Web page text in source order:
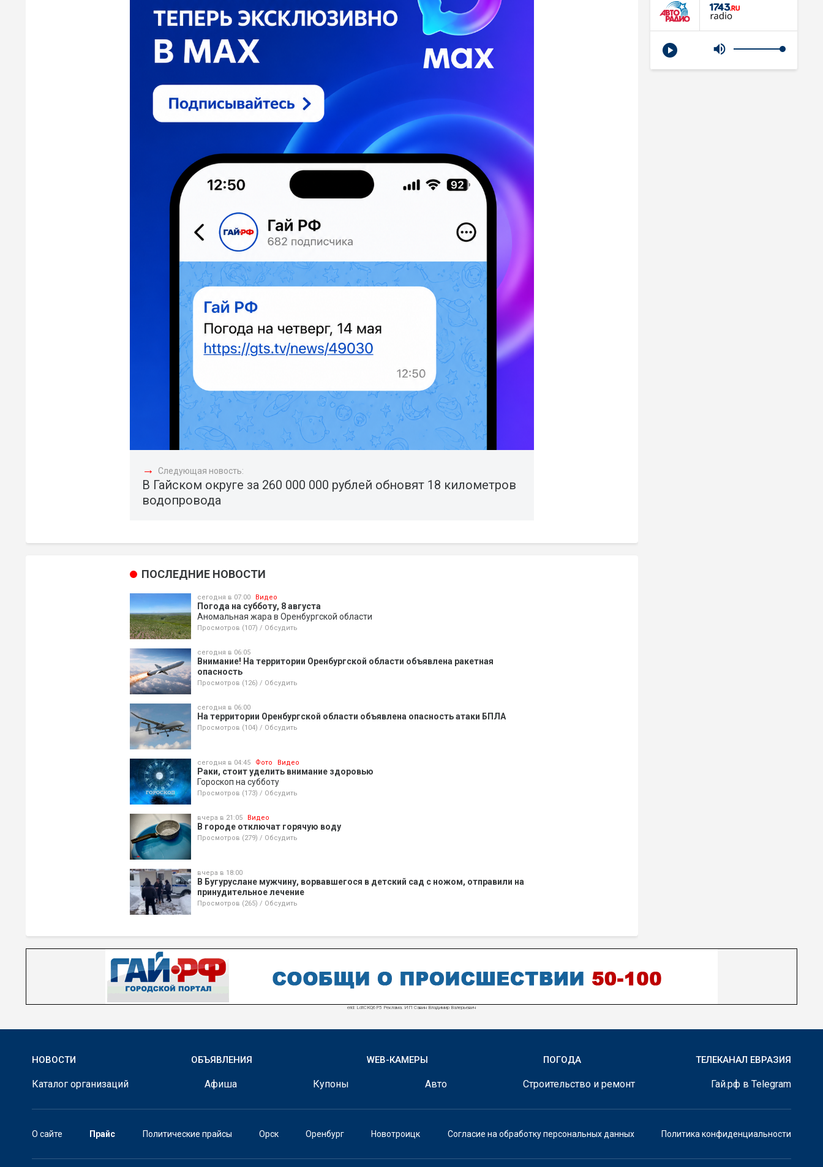
→ Следующая новость:
В Гайском округе за 260 000 000 рублей обновят 18 километров
водопровода
ПОСЛЕДНИЕ НОВОСТИ
сегодня в 07:00 Видео
Погода на субботу, 8 августа
Аномальная жара в Оренбургской области
Просмотров (107) / Обсудить
сегодня в 06:05
Внимание! На территории Оренбургской области объявлена ракетная
опасность
Просмотров (126) / Обсудить
сегодня в 06:00
На территории Оренбургской области объявлена опасность атаки БПЛА
Просмотров (104) / Обсудить
сегодня в 04:45 Фото Видео
Раки, стоит уделить внимание здоровью
Гороскоп на субботу
Просмотров (173) / Обсудить
вчера в 21:05 Видео
В городе отключат горячую воду
Просмотров (279) / Обсудить
вчера в 18:00
В Бугуруслане мужчину, ворвавшегося в детский сад с ножом, отправили на
принудительное лечение
Просмотров (265) / Обсудить
erid: LdtCKQ6P5 Реклама. ИП Савин Владимир Валерьевич
НОВОСТИ ОБЪЯВЛЕНИЯ WEB-КАМЕРЫ ПОГОДА ТЕЛЕКАНАЛ ЕВРАЗИЯ
Каталог организаций Афиша Купоны Авто Строительство и ремонт Гай.рф в Telegram
О сайте Прайс Политические прайсы Орск Оренбург Новотроицк Согласие на обработку персональных данных Политика конфиденциальности